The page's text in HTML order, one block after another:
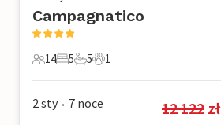
Campagnatico
14 Goście
14
5 Sypialnie
5
5 Łazienki
5
1 Zwierzę domowe
1
2 sty • 7 noce 12 122 zł